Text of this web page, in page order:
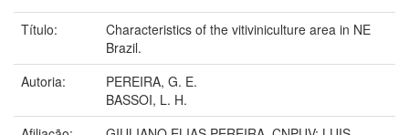
Título:
Characteristics of the vitiviniculture area in NE
Brazil.
Autoria:
PEREIRA, G. E.
BASSOI, L. H.